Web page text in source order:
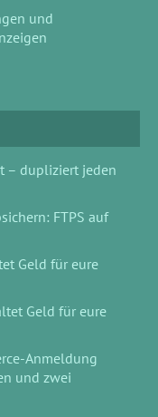
und
– dupliziert jeden
FTPS auf
Geld für eure
Geld für eure
Anmeldung
und zwei